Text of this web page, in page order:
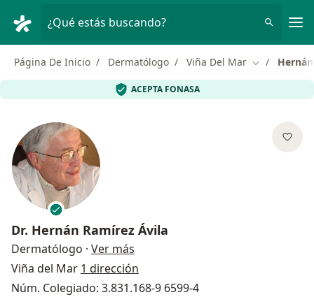
¿Qué estás buscando?
Página De Inicio Dermatólogo Viña Del Mar Cambiar de
ACEPTA FONASA
Dr. Hernán Ramírez Ávila
Dermatólogo · Ver más
Viña del Mar 1 dirección
Núm. Colegiado: 3.831.168-9 6599-4